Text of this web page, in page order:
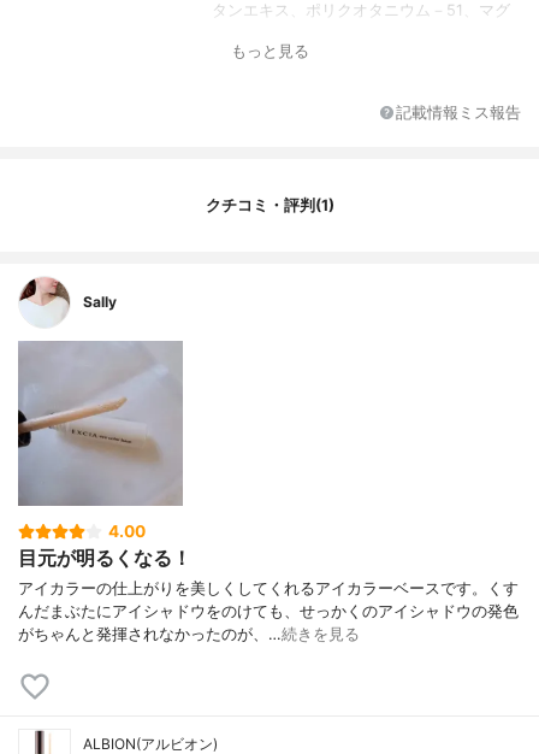
タンエキス、ポリクオタニウム－51、マグ
プ油、ローズマリーエキス、ローヤルゼリ
（アクリル酸／アクリル酸アルキル（C10－
30））コポリマー、アクリレーツコポリマ
ジメチコン、ステアリン酸、ステアリン酸
グリセリル、ステアリン酸グリセリル（S
もっと見る
記載情報ミス報告
クチコミ・評判(1)
Sally
4.00
目元が明るくなる！
アイカラーの仕上がりを美しくしてくれるアイカラーベースです。くす
んだまぶたにアイシャドウをのけても、せっかくのアイシャドウの発色
がちゃんと発揮されなかったのが、…続きを見る
ALBION(アルビオン)